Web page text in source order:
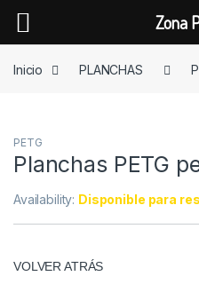
Inicio
PLANCHAS
PETG
Planchas PETG
Availability: Disponible para
VOLVER ATRÁS
Zona